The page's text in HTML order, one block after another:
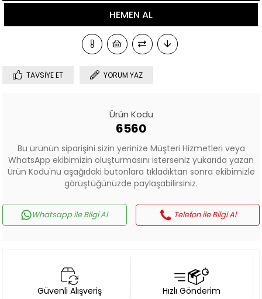
TAVSIYE ET YORUM YAZ
Ürün Kodu
6560
Bu ürünün siparişini sizin yerinize Müşteri Hizmetleri veya
WhatsApp ekibimizin oluşturmasını isterseniz yukarıda yazan
Ürün Kodu'nu aşağıdaki butonlara tıkladıktan sonra ekibimizle
görüştüğünüzde paylaşabilirsiniz.
Whatsapp ile Bilgi Al Telefon ile Bilgi Al
Güvenli Alışveriş Hızlı Gönderim